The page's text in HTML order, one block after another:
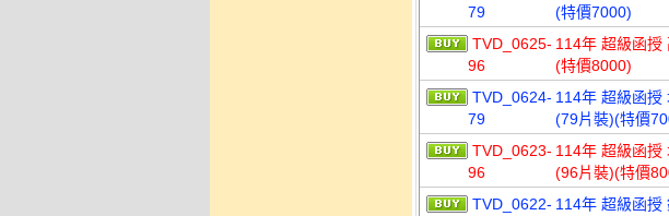
79
(特價7000)
TVD_0625-
96
114年 超級函授
(特價8000)
TVD_0624-
79
114年 超級函授
(79片裝)(特價
TVD_0623-
96
114年 超級函授
(96片裝)(特價
TVD_0622- 114年 超級函授